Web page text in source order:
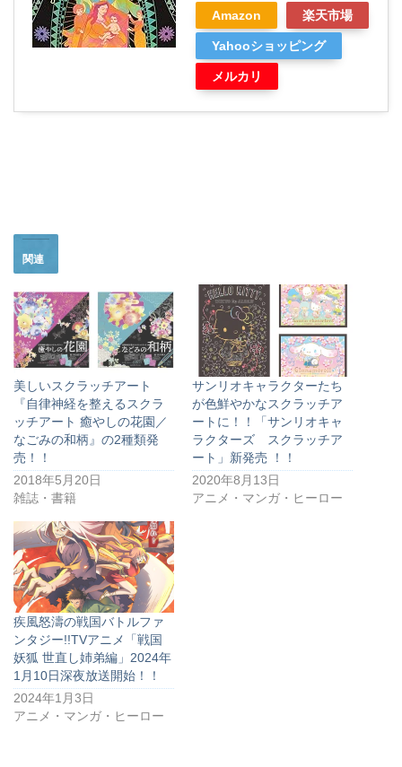
Amazon 楽天市場
Yahooショッピング
メルカリ
関連
美しいスクラッチアート
『自律神経を整えるスクラ
ッチアート 癒やしの花園／
なごみの和柄』の2種類発
売！！
2018年5月20日
雑誌・書籍
サンリオキャラクターたち
が色鮮やかなスクラッチア
ートに！！「サンリオキャ
ラクターズ スクラッチア
ート」新発売 ！！
2020年8月13日
アニメ・マンガ・ヒーロー
疾風怒濤の戦国バトルファ
ンタジー!!TVアニメ「戦国
妖狐 世直し姉弟編」2024年
1月10日深夜放送開始！！
2024年1月3日
アニメ・マンガ・ヒーロー